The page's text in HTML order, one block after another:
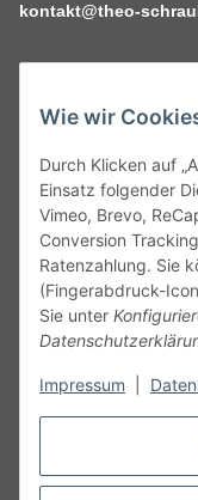
Wie wir
Durch Klicken auf
Einsatz folgender
Vimeo, Brevo,
Conversion
Ratenzahlung. Sie
(Fingerabdruck-
Sie unter
Impressum
kontakt@theo-
Service
Gesetzliche
Alle technischen
Angaben
unseren
Vertrag widerrufen